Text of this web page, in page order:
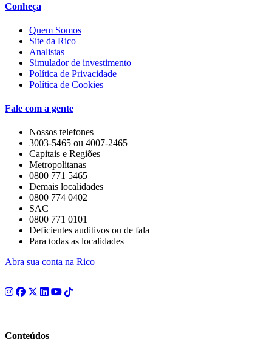
Conheça
Quem Somos
Site da Rico
Analistas
Simulador de investimento
Política de Privacidade
Política de Cookies
Fale com a gente
Nossos telefones
3003-5465 ou 4007-2465
Capitais e Regiões
Metropolitanas
0800 771 5465
Demais localidades
0800 774 0402
SAC
0800 771 0101
Deficientes auditivos ou de fala
Para todas as localidades
Abra sua conta na Rico
Conteúdos